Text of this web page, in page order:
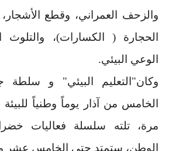
والزحف العمراني، وقطع الأشجار،
الحجارة ( الكسارات)، والتلوث
الوعي البيئي.
وكان"التعليم البيئي" و سلطة
الخامس من آذار يوماً وطنياً
مرة، تلته سلسلة فعاليات
الوطن، ستمتد حتى الخامس عشر